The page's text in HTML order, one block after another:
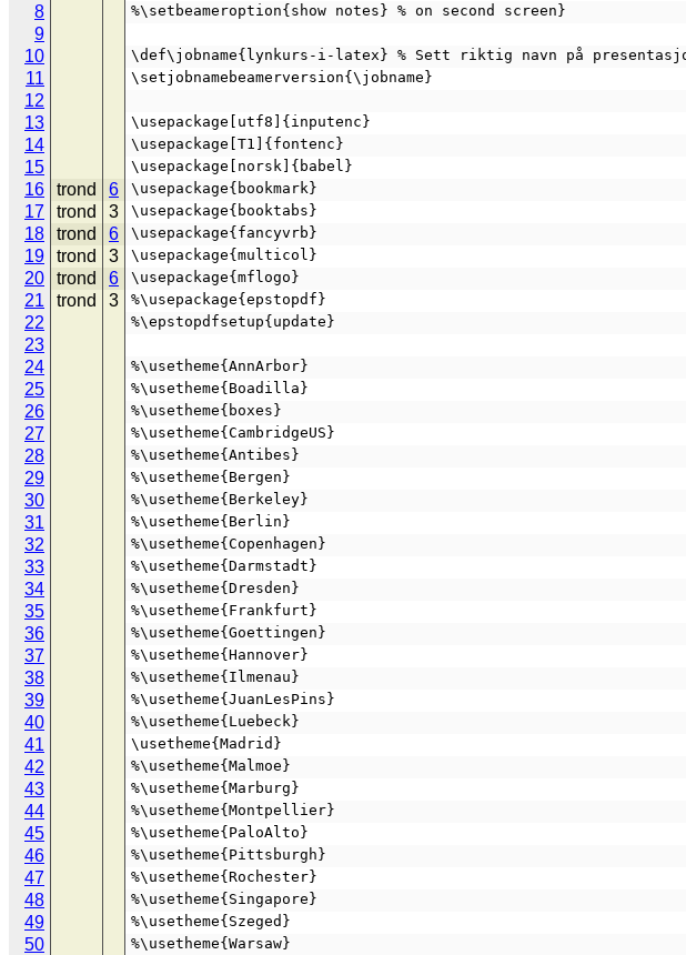
8 %\setbeameroption{show notes} % on second screen}
9
10
\def\jobname{lynkurs-i-latex} % Sett riktig navn på
11 \setjobnamebeamerversion{\jobname}
12
13
\usepackage[utf8]{inputenc}
14 \usepackage[T1]{fontenc}
15 \usepackage[norsk]{babel}
16 trond 6 \usepackage{bookmark}
17 trond 3 \usepackage{booktabs}
18 trond 6 \usepackage{fancyvrb}
19 trond 3 \usepackage{multicol}
20 trond 6 \usepackage{mflogo}
21 trond 3 %\usepackage{epstopdf}
22 %\epstopdfsetup{update}
23
24
%\usetheme{AnnArbor}
25 %\usetheme{Boadilla}
26 %\usetheme{boxes}
27 %\usetheme{CambridgeUS}
28 %\usetheme{Antibes}
29 %\usetheme{Bergen}
30 %\usetheme{Berkeley}
31 %\usetheme{Berlin}
32 %\usetheme{Copenhagen}
33 %\usetheme{Darmstadt}
34 %\usetheme{Dresden}
35 %\usetheme{Frankfurt}
36 %\usetheme{Goettingen}
37 %\usetheme{Hannover}
38 %\usetheme{Ilmenau}
39 %\usetheme{JuanLesPins}
40 %\usetheme{Luebeck}
41 \usetheme{Madrid}
42 %\usetheme{Malmoe}
43 %\usetheme{Marburg}
44 %\usetheme{Montpellier}
45 %\usetheme{PaloAlto}
46 %\usetheme{Pittsburgh}
47 %\usetheme{Rochester}
48 %\usetheme{Singapore}
49 %\usetheme{Szeged}
50 %\usetheme{Warsaw}